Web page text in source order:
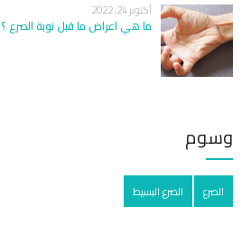
أكتوبر 24, 2022
ما هي اعراض ما قبل نوبة الصرع ؟
وسوم
الصرع الصرع البسيط